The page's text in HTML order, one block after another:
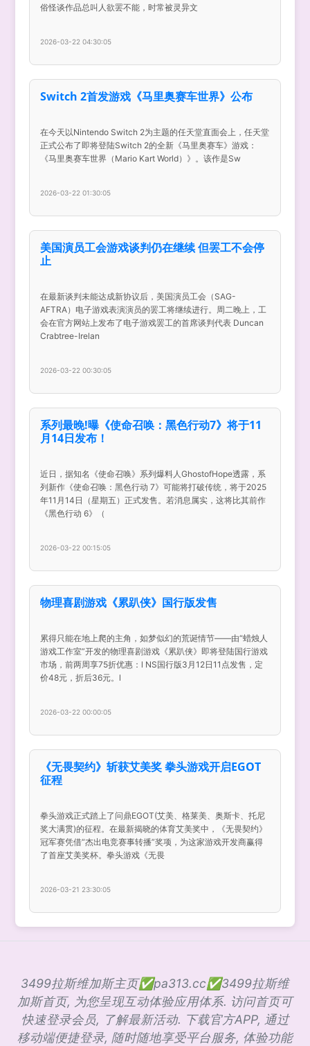
俗怪谈作品总叫人欲罢不能，时常被灵异文
2026-03-22 04:30:05
Switch 2首发游戏《马里奥赛车世界》公布
在今天以Nintendo Switch 2为主题的任天堂直面会上，任天堂
正式公布了即将登陆Switch 2的全新《马里奥赛车》游戏：
《马里奥赛车世界（Mario Kart World）》。该作是Sw
2026-03-22 01:30:05
美国演员工会游戏谈判仍在继续 但罢工不会停
止
在最新谈判未能达成新协议后，美国演员工会（SAG-
AFTRA）电子游戏表演演员的罢工将继续进行。周二晚上，工
会在官方网站上发布了电子游戏罢工的首席谈判代表 Duncan
Crabtree-Irelan
2026-03-22 00:30:05
系列最晚!曝《使命召唤：黑色行动7》将于11
月14日发布！
近日，据知名《使命召唤》系列爆料人GhostofHope透露，系
列新作《使命召唤：黑色行动 7》可能将打破传统，将于2025
年11月14日（星期五）正式发售。若消息属实，这将比其前作
《黑色行动 6》（
2026-03-22 00:15:05
物理喜剧游戏《累趴侠》国行版发售
累得只能在地上爬的主角，如梦似幻的荒诞情节——由“蜡烛人
游戏工作室”开发的物理喜剧游戏《累趴侠》即将登陆国行游戏
市场，前两周享75折优惠：l NS国行版3月12日11点发售，定
价48元，折后36元。l
2026-03-22 00:00:05
《无畏契约》斩获艾美奖 拳头游戏开启EGOT
征程
拳头游戏正式踏上了问鼎EGOT(艾美、格莱美、奥斯卡、托尼
奖大满贯)的征程。在最新揭晓的体育艾美奖中，《无畏契约》
冠军赛凭借“杰出电竞赛事转播”奖项，为这家游戏开发商赢得
了首座艾美奖杯。拳头游戏《无畏
2026-03-21 23:30:05
3499拉斯维加斯主页✅pa313.cc✅3499拉斯维
加斯首页, 为您呈现互动体验应用体系. 访问首页可
快速登录会员, 了解最新活动. 下载官方APP, 通过
移动端便捷登录, 随时随地享受平台服务, 体验功能